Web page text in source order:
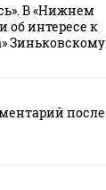
В «Нижнем
об интересе к
Зиньковскому
после